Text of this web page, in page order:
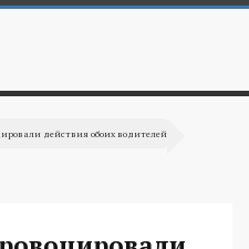
действия обоих водителей